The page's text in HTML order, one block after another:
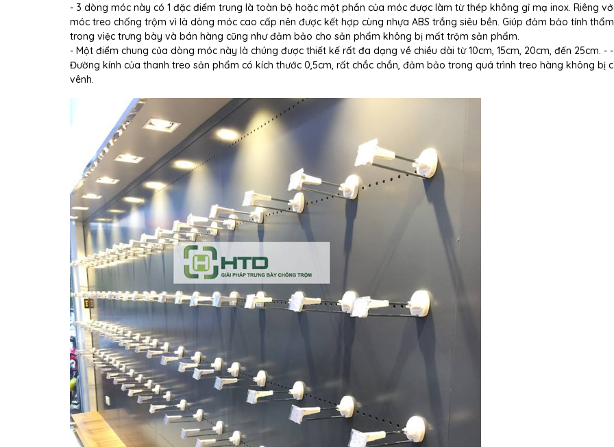
- 3 dòng móc này có 1 đặc điểm trung là toàn bộ hoặc một phần của móc được làm từ thép không gỉ mạ inox. Riêng
móc treo chống trộm vì là dòng móc cao cấp nên được kết hợp cùng nhựa ABS trắng siêu bền. Giúp đảm bảo tính
trong việc trưng bày và bán hàng cũng như đảm bảo cho sản phẩm không bị mất trộm sản phẩm.
- Một điểm chung của dòng móc này là chúng được thiết kế rất đa dạng về chiều dài từ 10cm, 15cm, 20cm, đến 25cm. -
Đường kính của thanh treo sản phẩm có kích thước 0,5cm, rất chắc chắn, đảm bảo trong quá trình treo hàng không bị
vênh.